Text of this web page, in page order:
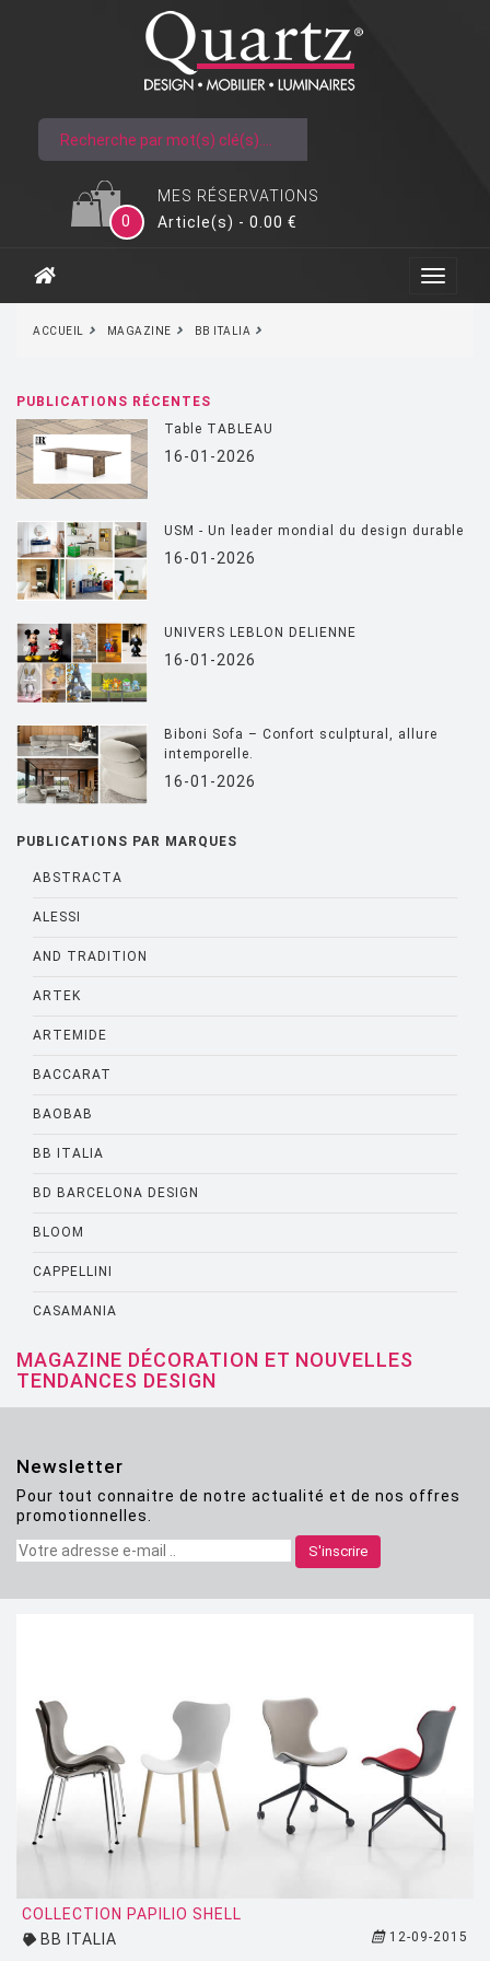
MES RÉSERVATIONS
0
Article(s) - 0.00 €
ACCUEIL MAGAZINE BB ITALIA
PUBLICATIONS RÉCENTES
Table TABLEAU
16-01-2026
USM - Un leader mondial du design durable
16-01-2026
UNIVERS LEBLON DELIENNE
16-01-2026
Biboni Sofa – Confort sculptural, allure
intemporelle.
16-01-2026
PUBLICATIONS PAR MARQUES
ABSTRACTA
ALESSI
AND TRADITION
ARTEK
ARTEMIDE
BACCARAT
BAOBAB
BB ITALIA
BD BARCELONA DESIGN
BLOOM
CAPPELLINI
CASAMANIA
CASSINA
CATELLANI AND SMITH
CINNA
CLASSICON
CRASSEVIG
EDRA
EGO PARIS
EMU
ESTABLISHED AND SONS
ETHNICRAFT
FATBOY
FERMOB
MAGAZINE DÉCORATION ET NOUVELLES
TENDANCES DESIGN
Newsletter
Pour tout connaitre de notre actualité et de nos offres
promotionnelles.
S'inscrire
COLLECTION PAPILIO SHELL
BB ITALIA
12-09-2015